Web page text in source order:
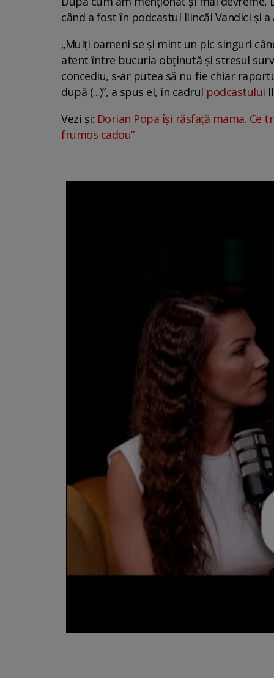
când a fost în podcastul Ilincăi Vandici și
„Mulți oameni se și mint un pic singuri
atent între bucuria obținută și stresul
concediu, s-ar putea să nu fie chiar
după (...)”, a spus el, în cadrul podcastului
Vezi și: Dorian Popa își răsfață mama. Ce
frumos cadou”